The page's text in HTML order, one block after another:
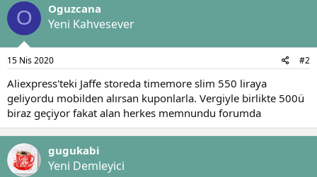
O Oguzcana
Yeni Kahvesever
15 Nis 2020 #2
Aliexpress'teki Jaffe storeda timemore slim 550 liraya
geliyordu mobilden alırsan kuponlarla. Vergiyle birlikte 500ü
biraz geçiyor fakat alan herkes memnundu forumda
gugukabi
Yeni Demleyici